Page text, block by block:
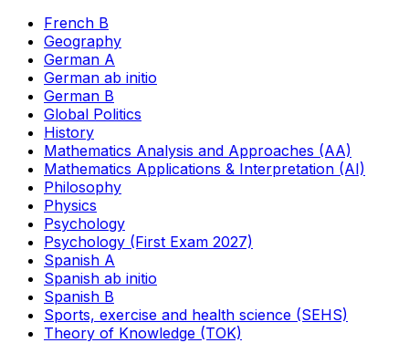
French B
Geography
German A
German ab initio
German B
Global Politics
History
Mathematics Analysis and Approaches (AA)
Mathematics Applications & Interpretation (AI)
Philosophy
Physics
Psychology
Psychology (First Exam 2027)
Spanish A
Spanish ab initio
Spanish B
Sports, exercise and health science (SEHS)
Theory of Knowledge (TOK)